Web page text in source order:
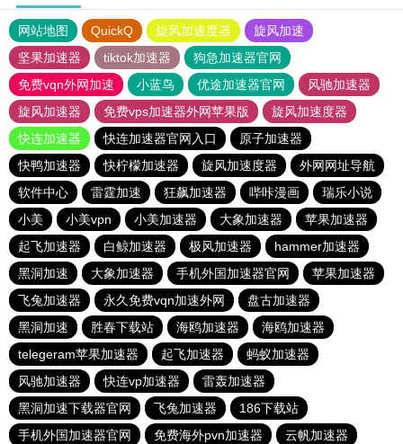
网站地图 QuickQ 旋风加速度器
旋风加速
坚果加速器
tiktok加速器
狗急加速器官网
免费vqn外网加速
小蓝鸟 优途加速器官网
风驰加速器
旋风加速器
免费vps加速器外网苹果版
旋风加速度器
快连加速器
快连加速器官网入口
原子加速器
快鸭加速器
快柠檬加速器 旋风加速度器
外网网址导航
软件中心
雷霆加速 狂飙加速器 哔咔漫画
瑞乐小说
小美
小美vpn 小美加速器 大象加速器
苹果加速器
起飞加速器
白鲸加速器 极风加速器
hammer加速器
黑洞加速
大象加速器 手机外国加速器官网
苹果加速器
飞兔加速器
永久免费vqn加速外网
盘古加速器
黑洞加速
胜春下载站 海鸥加速器
海鸥加速器
telegeram苹果加速器
起飞加速器
蚂蚁加速器
风驰加速器
快连vp加速器
雷轰加速器
黑洞加速下载器官网
飞兔加速器
186下载站
手机外国加速器官网
免费海外pvn加速器 云帆加速器